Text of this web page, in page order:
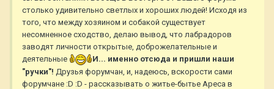
столько удивительно светлых и хороших людей! Исходя из
того, что между хозяином и собакой существует
несомненное сходство, делаю вывод, что лабрадоров
заводят личности открытые, доброжелательные и
деятельные
И... именно отсюда и пришли наши
"ручки"! Друзья форумчан, и, надеюсь, вскорости сами
форумчане :D :D - рассказывать о житье-бытье Ареса в